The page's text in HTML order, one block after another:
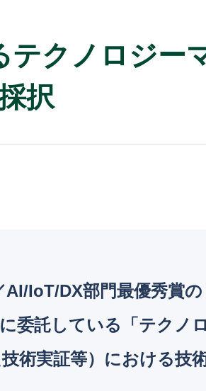
クノロジー
択
IoT/DX部門最優秀賞の
委託している「テクノ
術実証等）における技